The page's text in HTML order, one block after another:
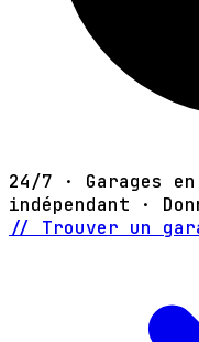
24/7 · Garages
indépendant ·
// Trouver un